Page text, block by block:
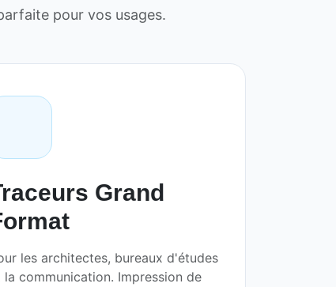
pour vos usages.
Grand
les architectes, bureaux d'études
la communication. Impression de